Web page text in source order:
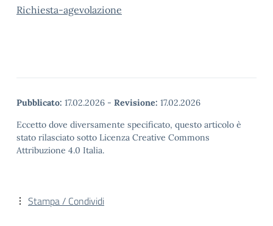
Richiesta-agevolazione
Pubblicato: 17.02.2026 - Revisione: 17.02.2026
Eccetto dove diversamente specificato, questo articolo è
stato rilasciato sotto Licenza Creative Commons
Attribuzione 4.0 Italia.
Stampa / Condividi